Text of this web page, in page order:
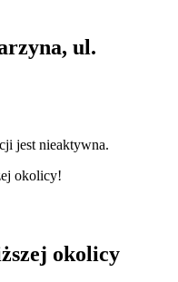
ul.
jest nieaktywna.
okolicy!
okolicy